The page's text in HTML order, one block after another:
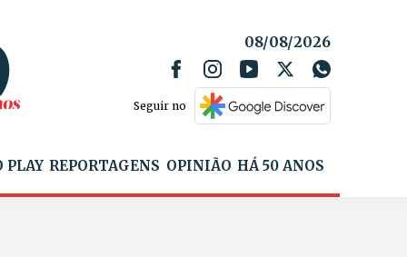
08/08/2026
Seguir no
PLAY REPORTAGENS OPINIÃO HÁ 50 ANOS